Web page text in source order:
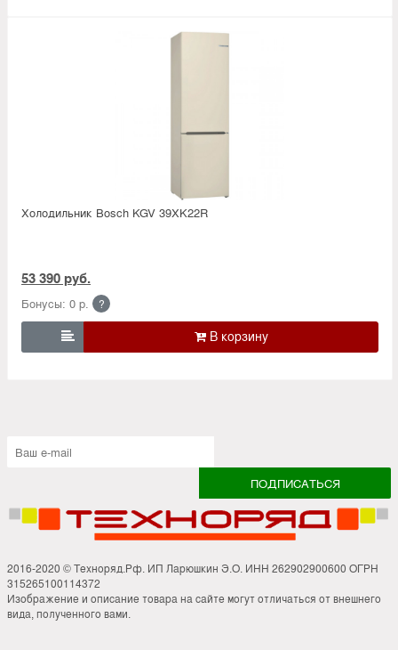
Холодильник Bosсh KGV 39XK22R
53 390 руб.
Бонусы: 0 р. ?

2016-2020 © Техноряд.Рф. ИП Ларюшкин Э.О. ИНН 262902900600 ОГРН
315265100114372
Изображение и описание товара на сайте могут отличаться от внешнего
вида, полученного вами.